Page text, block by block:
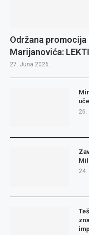
Održana
Marijanovića:
27. Juna 2026.
26.
24.